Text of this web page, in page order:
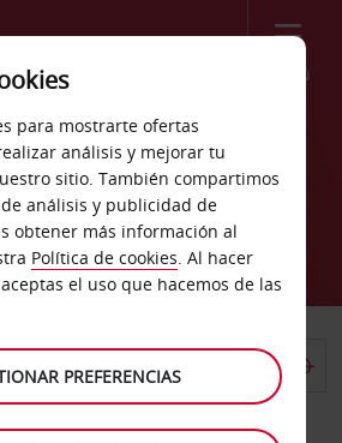
Menú
coches
de Abbotsford
de devolución
para mostrarte ofertas
análisis y mejorar tu
sitio. También compartimos
análisis y publicidad de
obtener más información al
Política de cookies. Al hacer
aceptas el uso que hacemos de las
PREFERENCIAS